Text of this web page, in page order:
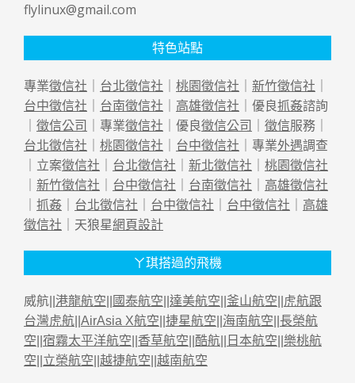
flylinux@gmail.com
特色站點
專業徵信社 台北徵信社 桃園徵信社 新竹徵信社
台中徵信社
台南徵信社 高雄徵信社 ｜優良抓姦諮詢
徵信公司 ｜專業徵信社 ｜優良徵信公司 徵信服務｜
台北徵信社
桃園徵信社 台中徵信社 ｜專業外遇調查
｜立案徵信社 台北徵信社 新北徵信社
桃園徵信社
新竹徵信社 台中徵信社 台南徵信社
高雄徵信社
抓姦 台北徵信社 台中徵信社 台中徵信社
高雄
徵信社 ｜天狼星網頁設計
ㄚ琪搭過的飛機
威航|| 港龍航空 國泰航空 達美航空 釜山航空
虎航跟
台灣虎航 AirAsia X航空 捷星航空 海南航空 長榮航
空 宿霧太平洋航空 香草航空 酷航 日本航空 樂桃航
空 立榮航空 越捷航空 越南航空